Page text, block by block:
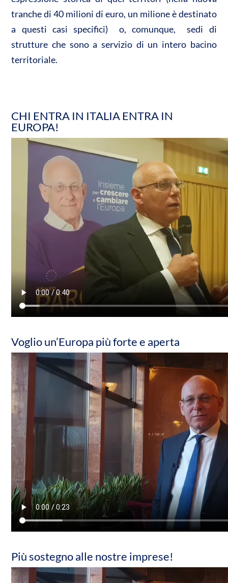
tranche di 40 milioni di euro, un milione è destinato
a questi casi specifici) o, comunque, sedi di
strutture che sono a servizio di un intero bacino
territoriale.
CHI ENTRA IN ITALIA ENTRA IN
EUROPA!
Voglio un’Europa più forte e aperta
Più sostegno alle nostre imprese!